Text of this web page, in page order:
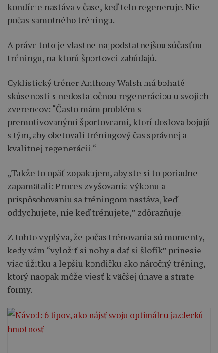
kondície nastáva v čase, keď telo regeneruje. Nie
počas samotného tréningu.
A práve toto je vlastne najpodstatnejšou súčasťou
tréningu, na ktorú športovci zabúdajú.
Cyklistický tréner Anthony Walsh má bohaté
skúsenosti s nedostatočnou regeneráciou u svojich
zverencov: “Často mám problém s
premotivovanými športovcami, ktorí doslova bojujú
s tým, aby obetovali tréningový čas správnej a
kvalitnej regenerácii.“
„Takže to opäť zopakujem, aby ste si to poriadne
zapamätali: Proces zvyšovania výkonu a
prispôsobovaniu sa tréningom nastáva, keď
oddychujete, nie keď trénujete,” zdôrazňuje.
Z tohto vyplýva, že počas trénovania sú momenty,
kedy vám “vyložiť si nohy a dať si šlofík” prinesie
viac úžitku a lepšiu kondičku ako náročný tréning,
ktorý naopak môže viesť k väčšej únave a strate
formy.